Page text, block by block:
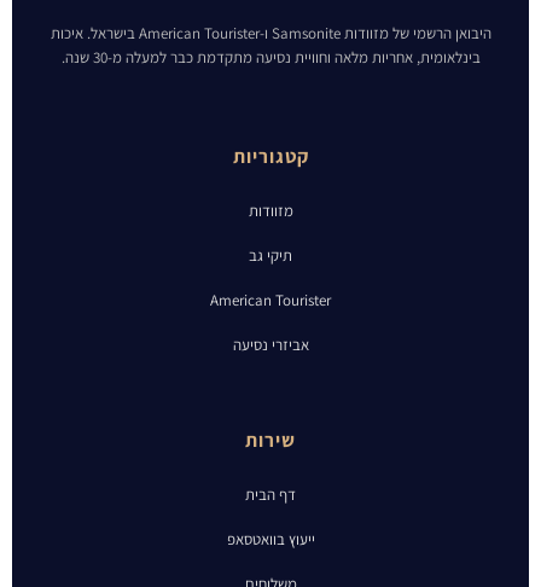
היבואן הרשמי של מזוודות Samsonite ו-American Tourister בישראל. איכות
בינלאומית, אחריות מלאה וחוויית נסיעה מתקדמת כבר למעלה מ-30 שנה.
קטגוריות
מזוודות
תיקי גב
American Tourister
אביזרי נסיעה
שירות
דף הבית
ייעוץ בוואטסאפ